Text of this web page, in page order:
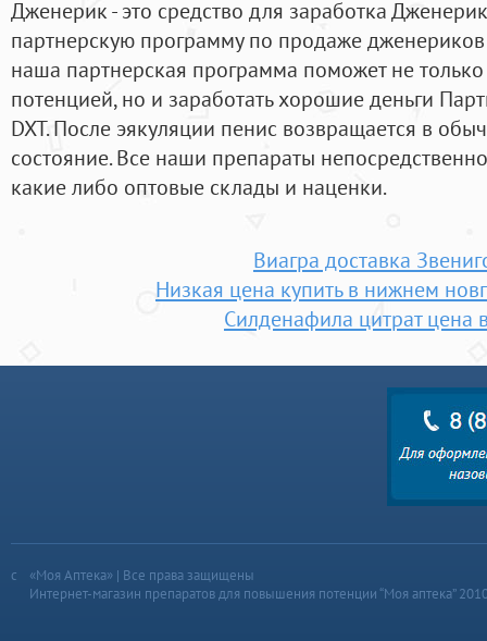
Дженерик - это средство для заработка
партнерскую программу по продаже
наша партнерская программа поможет не
потенцией, но и заработать хорошие деньги
DXT. После эякуляции пенис возвращается в
состояние. Все наши препараты
какие либо оптовые склады и наценки.
Виагра доставка
Низкая цена купить в нижнем
Силденафила цитрат цена
«Моя Аптека» | Все права защищены
Интернет-магазин препаратов для повышения потенции “Моя аптека”